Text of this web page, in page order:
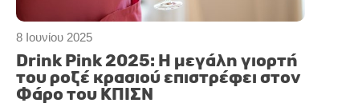
8 Ιουνίου 2025
Drink Pink 2025: Η μεγάλη γιορτή
του ροζέ κρασιού επιστρέφει στον
Φάρο του ΚΠΙΣΝ